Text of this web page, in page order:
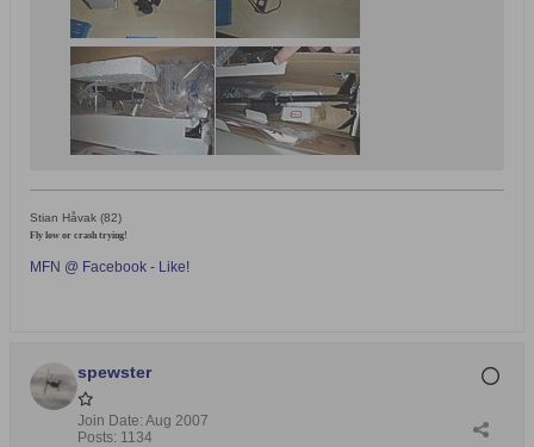
Stian Håvak (82)
Fly low or crash trying!
MFN @ Facebook - Like!
spewster
Join Date: Aug 2007
Posts: 1134